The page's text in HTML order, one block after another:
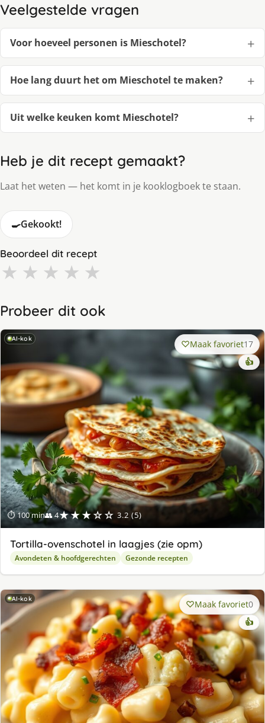
Veelgestelde vragen
Voor hoeveel personen is Mieschotel?
Hoe lang duurt het om Mieschotel te maken?
Uit welke keuken komt Mieschotel?
Heb je dit recept gemaakt?
Laat het weten — het komt in je kooklogboek te staan.
🍳Gekookt!
Beoordeel dit recept
★ ★ ★ ★ ★
Probeer dit ook
AI-kok
⏱ 100 min👥 4★★★☆☆ 3.2 (5)
Maak favoriet17
👍
Tortilla-ovenschotel in laagjes (zie opm)
Avondeten & hoofdgerechten Gezonde recepten
AI-kok Maak favoriet0
👍